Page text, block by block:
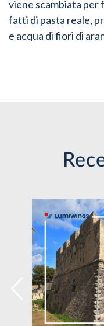
viene scambiata
fatti di pasta reale,
e acqua di fiori di